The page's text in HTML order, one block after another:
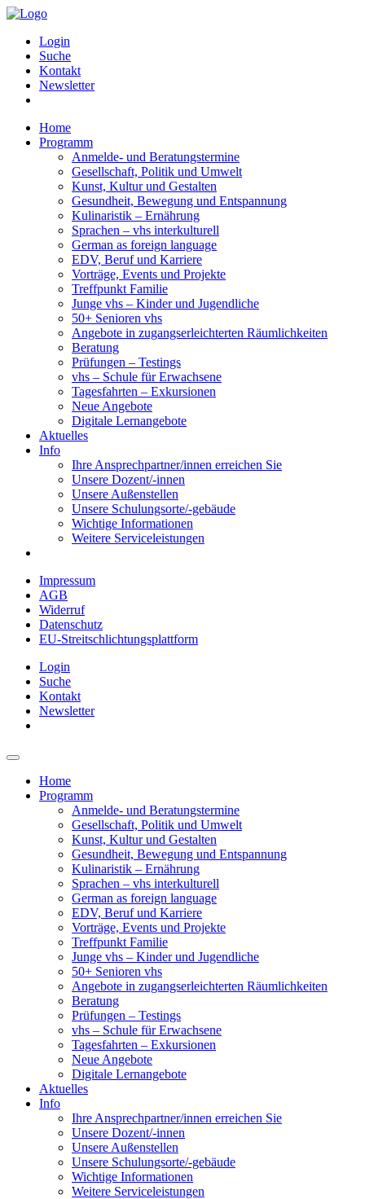
Login
Suche
Kontakt
Newsletter
Home
Programm
Anmelde- und Beratungstermine
Gesellschaft, Politik und Umwelt
Kunst, Kultur und Gestalten
Gesundheit, Bewegung und Entspannung
Kulinaristik – Ernährung
Sprachen – vhs interkulturell
German as foreign language
EDV, Beruf und Karriere
Vorträge, Events und Projekte
Treffpunkt Familie
Junge vhs – Kinder und Jugendliche
50+ Senioren vhs
Angebote in zugangserleichterten Räumlichkeiten
Beratung
Prüfungen – Testings
vhs – Schule für Erwachsene
Tagesfahrten – Exkursionen
Neue Angebote
Digitale Lernangebote
Aktuelles
Info
Ihre Ansprechpartner/innen erreichen Sie
Unsere Dozent/-innen
Unsere Außenstellen
Unsere Schulungsorte/-gebäude
Wichtige Informationen
Weitere Serviceleistungen
Impressum
AGB
Widerruf
Datenschutz
EU-Streitschlichtungsplattform
Login
Suche
Kontakt
Newsletter
Home
Programm
Anmelde- und Beratungstermine
Gesellschaft, Politik und Umwelt
Kunst, Kultur und Gestalten
Gesundheit, Bewegung und Entspannung
Kulinaristik – Ernährung
Sprachen – vhs interkulturell
German as foreign language
EDV, Beruf und Karriere
Vorträge, Events und Projekte
Treffpunkt Familie
Junge vhs – Kinder und Jugendliche
50+ Senioren vhs
Angebote in zugangserleichterten Räumlichkeiten
Beratung
Prüfungen – Testings
vhs – Schule für Erwachsene
Tagesfahrten – Exkursionen
Neue Angebote
Digitale Lernangebote
Aktuelles
Info
Ihre Ansprechpartner/innen erreichen Sie
Unsere Dozent/-innen
Unsere Außenstellen
Unsere Schulungsorte/-gebäude
Wichtige Informationen
Weitere Serviceleistungen